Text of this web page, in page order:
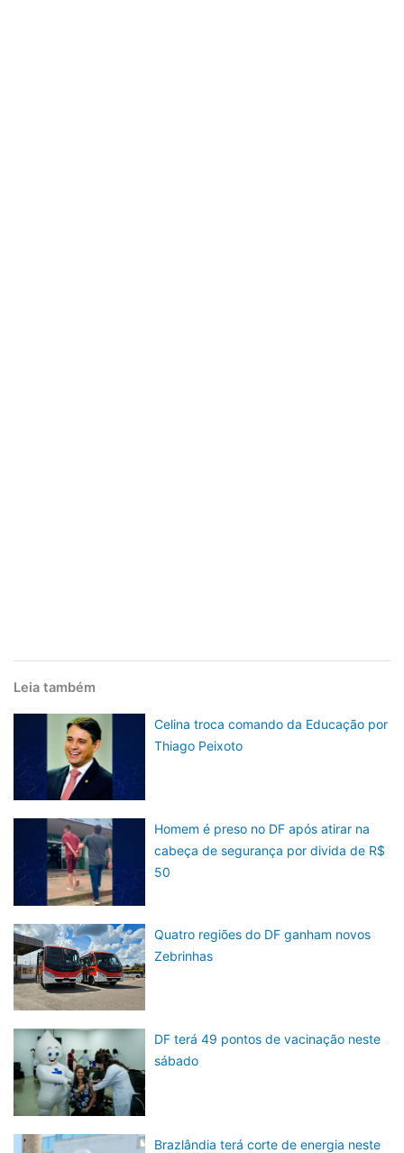
Leia também
Celina troca comando da Educação por
Thiago Peixoto
Homem é preso no DF após atirar na
cabeça de segurança por divida de R$
50
Quatro regiões do DF ganham novos
Zebrinhas
DF terá 49 pontos de vacinação neste
sábado
Brazlândia terá corte de energia neste